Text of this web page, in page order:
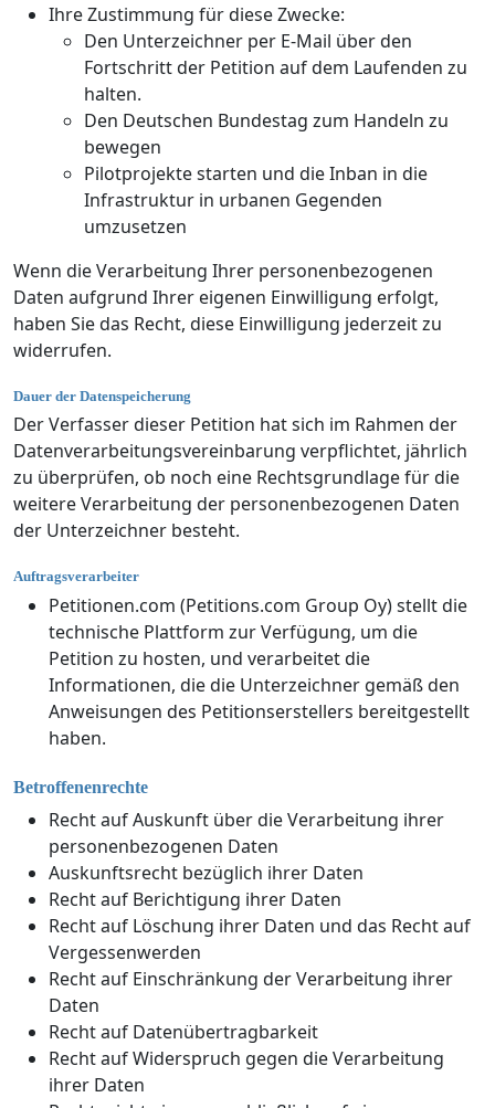
Ihre Zustimmung für diese Zwecke:
Den Unterzeichner per E-Mail über den
Fortschritt der Petition auf dem Laufenden zu
halten.
Den Deutschen Bundestag zum Handeln zu
bewegen
Pilotprojekte starten und die Inban in die
Infrastruktur in urbanen Gegenden
umzusetzen
Wenn die Verarbeitung Ihrer personenbezogenen
Daten aufgrund Ihrer eigenen Einwilligung erfolgt,
haben Sie das Recht, diese Einwilligung jederzeit zu
widerrufen.
Dauer der Datenspeicherung
Der Verfasser dieser Petition hat sich im Rahmen der
Datenverarbeitungsvereinbarung verpflichtet, jährlich
zu überprüfen, ob noch eine Rechtsgrundlage für die
weitere Verarbeitung der personenbezogenen Daten
der Unterzeichner besteht.
Auftragsverarbeiter
Petitionen.com (Petitions.com Group Oy) stellt die
technische Plattform zur Verfügung, um die
Petition zu hosten, und verarbeitet die
Informationen, die die Unterzeichner gemäß den
Anweisungen des Petitionserstellers bereitgestellt
haben.
Betroffenenrechte
Recht auf Auskunft über die Verarbeitung ihrer
personenbezogenen Daten
Auskunftsrecht bezüglich ihrer Daten
Recht auf Berichtigung ihrer Daten
Recht auf Löschung ihrer Daten und das Recht auf
Vergessenwerden
Recht auf Einschränkung der Verarbeitung ihrer
Daten
Recht auf Datenübertragbarkeit
Recht auf Widerspruch gegen die Verarbeitung
ihrer Daten